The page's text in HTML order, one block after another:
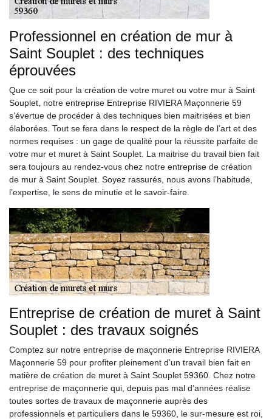
Professionnel en création de mur à
Saint Souplet : des techniques
éprouvées
Que ce soit pour la création de votre muret ou votre mur à Saint
Souplet, notre entreprise Entreprise RIVIERA Maçonnerie 59
s’évertue de procéder à des techniques bien maitrisées et bien
élaborées. Tout se fera dans le respect de la règle de l’art et des
normes requises : un gage de qualité pour la réussite parfaite de
votre mur et muret à Saint Souplet. La maitrise du travail bien fait
sera toujours au rendez-vous chez notre entreprise de création
de mur à Saint Souplet. Soyez rassurés, nous avons l’habitude,
l’expertise, le sens de minutie et le savoir-faire.
Entreprise de création de muret à Saint
Souplet : des travaux soignés
Comptez sur notre entreprise de maçonnerie Entreprise RIVIERA
Maçonnerie 59 pour profiter pleinement d’un travail bien fait en
matière de création de muret à Saint Souplet 59360. Chez notre
entreprise de maçonnerie qui, depuis pas mal d’années réalise
toutes sortes de travaux de maçonnerie auprès des
professionnels et particuliers dans le 59360, le sur-mesure est roi,